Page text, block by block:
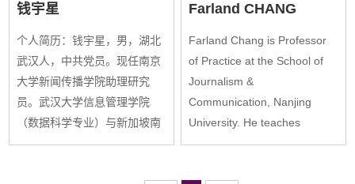
的研究，...
钱宇星
个人简历：钱宇星，男，湖北
武汉人，中共党员。现任南京
大学新闻传播学院助理研究
员。武汉大学信息管理学院
（数据科学专业）与新加坡南
洋理工大学黄金辉传播与信息
Farland CHANG
Farland Chang is Professor
of Practice at the School of
Journalism &
Communication, Nanjing
University. He teaches
International Reporting and